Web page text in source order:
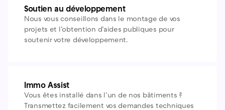
Soutien au développement
Nous vous conseillons dans le montage de vos
projets et l’obtention d’aides publiques pour
soutenir votre développement.
Immo Assist
Vous êtes installé dans l’un de nos bâtiments ?
Transmettez facilement vos demandes techniques